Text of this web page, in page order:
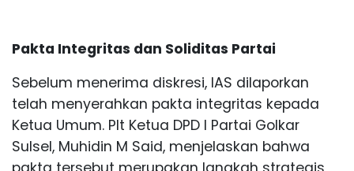
Pakta Integritas dan Soliditas Partai
Sebelum menerima diskresi, IAS dilaporkan
telah menyerahkan pakta integritas kepada
Ketua Umum. Plt Ketua DPD I Partai Golkar
Sulsel, Muhidin M Said, menjelaskan bahwa